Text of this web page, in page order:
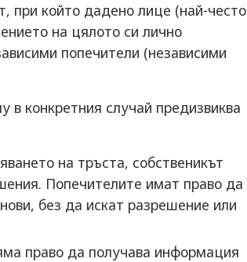
при който дадено лице (най-често
на цялото си лично
попечители (независими
конкретния случай предизвиква
на тръста, собственикът
Попечителите имат право да
без да искат разрешение или
право да получава информация